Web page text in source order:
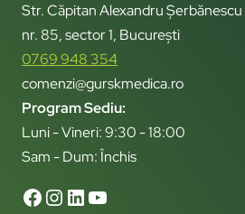
Str. Căpitan Alexandru Șerbănescu
nr. 85, sector 1, București
0769 948 354
comenzi@gurskmedica.ro
Program Sediu:
Luni - Vineri: 9:30 - 18:00
Sam - Dum: Închis